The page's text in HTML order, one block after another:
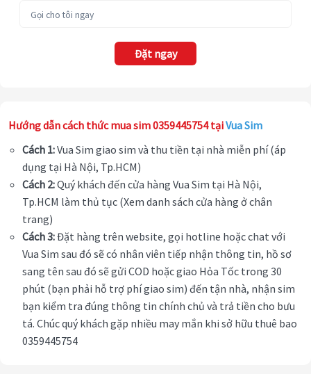
Đặt ngay
Hướng dẫn cách thức mua sim 0359445754 tạiVua Sim
Cách 1:Vua Sim giao sim và thu tiền tại nhà miễn phí (áp
dụng tại Hà Nội, Tp.HCM)
Cách 2:Quý khách đến cửa hàng Vua Sim tại Hà Nội,
Tp.HCM làm thủ tục (Xem danh sách cửa hàng ở chân
trang)
Cách 3:Đặt hàng trên website, gọi hotline hoặc chat với
Vua Sim sau đó sẽ có nhân viên tiếp nhận thông tin, hồ sơ
sang tên sau đó sẽ gửi COD hoặc giao Hỏa Tốc trong 30
phút (bạn phải hỗ trợ phí giao sim) đến tận nhà, nhận sim
bạn kiểm tra đúng thông tin chính chủ và trả tiền cho bưu
tá. Chúc quý khách gặp nhiều may mắn khi sở hữu thuê bao
0359445754